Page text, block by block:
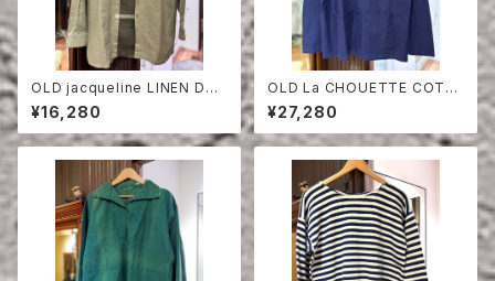
OLD jacqueline LINEN DO
UBLE BREASTED SHIRT
¥16,280
OLD La CHOUETTE COTT
ON TWILL JACKET DEAD S
TOCK
¥27,280